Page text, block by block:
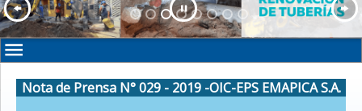
Nota de Prensa N° 029 - 2019 -OIC-EPS EMAPICA S.A.